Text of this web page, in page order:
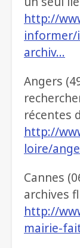
http://
informer/
archiv…
Angers
récentes
http://
loire/
Cannes
archives
http://
mairie-